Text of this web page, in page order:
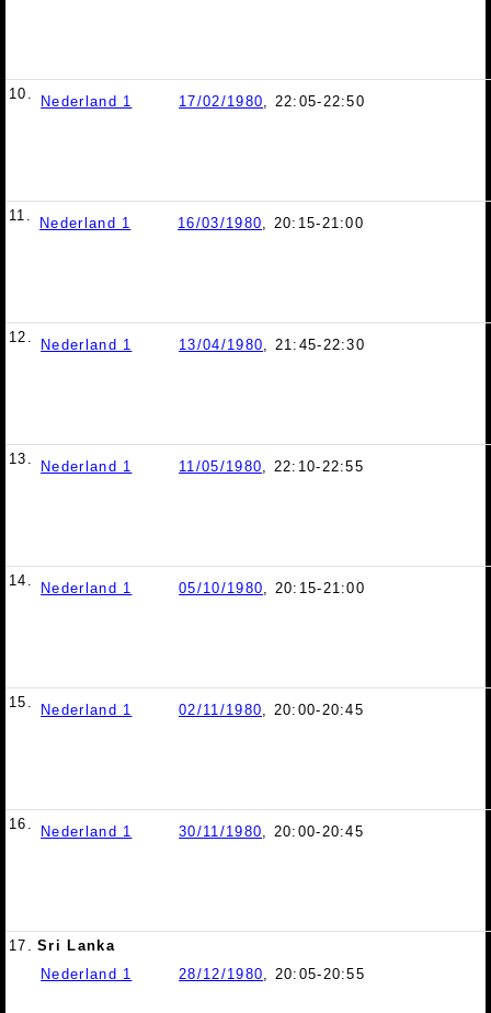
10. Nederland 1 17/02/1980, 22:05-22:50
11. Nederland 1 16/03/1980, 20:15-21:00
12. Nederland 1 13/04/1980, 21:45-22:30
13. Nederland 1 11/05/1980, 22:10-22:55
14. Nederland 1 05/10/1980, 20:15-21:00
15. Nederland 1 02/11/1980, 20:00-20:45
16. Nederland 1 30/11/1980, 20:00-20:45
17. Sri Lanka
Nederland 1
28/12/1980, 20:05-20:55